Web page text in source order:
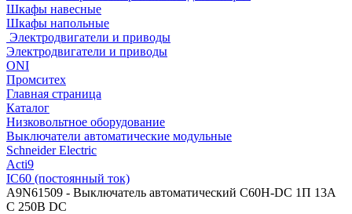
Шкафы навесные
Шкафы напольные
Электродвигатели и приводы
Электродвигатели и приводы
ONI
Промситех
Главная страница
Каталог
Низковольтное оборудование
Выключатели автоматические модульные
Schneider Electric
Acti9
IC60 (постоянный ток)
A9N61509 - Выключатель автоматический C60H-DC 1П 13А
C 250В DC